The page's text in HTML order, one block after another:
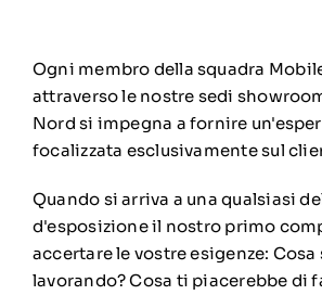
Ogni membro della squadra
attraverso le nostre sedi
Nord si impegna a fornire
focalizzata esclusivamente sul
Quando si arriva a una qualsiasi
d'esposizione il nostro primo
accertare le vostre esigenze: Cosa
lavorando? Cosa ti piacerebbe di